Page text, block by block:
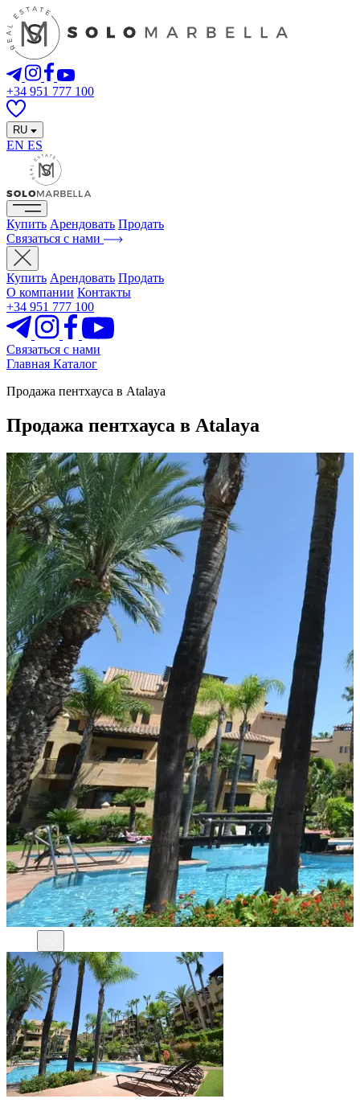
+34 951 777 100
RU
EN ES
Купить Арендовать Продать
Связаться с нами
Купить Арендовать Продать
О компании Контакты
+34 951 777 100
Связаться с нами
Главная Каталог
Продажа пентхауса в Atalaya
Продажа пентхауса в Atalaya